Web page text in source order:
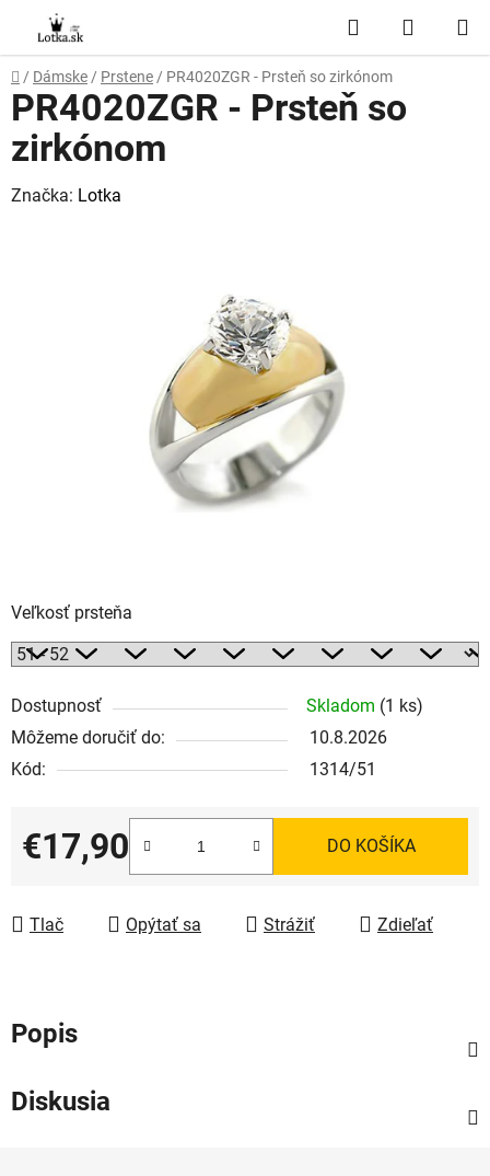
obsah
Hľadať
KOŠÍK
Domov
/ Dámske / Prstene / PR4020ZGR - Prsteň so zirkónom
Veľkosť prsteňa
Dostupnosť Skladom (1 ks)
Môžeme doručiť do:
10.8.2026
Kód:
1314/51
€17,90
Jednotková cena:
DO KOŠÍKA
Tlač Opýtať sa Strážiť Zdieľať
PR4020ZGR - Prsteň so
zirkónom
Značka: Lotka
Popis
Diskusia